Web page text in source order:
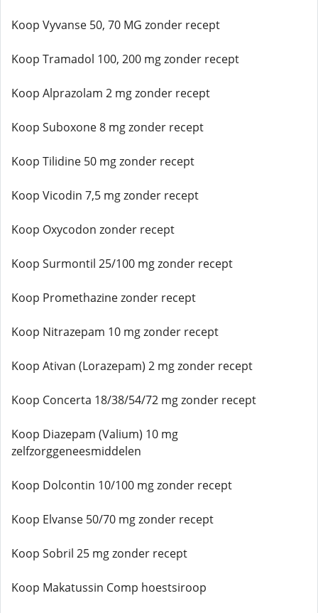
Koop Vyvanse 50, 70 MG zonder recept
Koop Tramadol 100, 200 mg zonder recept
Koop Alprazolam 2 mg zonder recept
Koop Suboxone 8 mg zonder recept
Koop Tilidine 50 mg zonder recept
Koop Vicodin 7,5 mg zonder recept
Koop Oxycodon zonder recept
Koop Surmontil 25/100 mg zonder recept
Koop Promethazine zonder recept
Koop Nitrazepam 10 mg zonder recept
Koop Ativan (Lorazepam) 2 mg zonder recept
Koop Concerta 18/38/54/72 mg zonder recept
Koop Diazepam (Valium) 10 mg
zelfzorggeneesmiddelen
Koop Dolcontin 10/100 mg zonder recept
Koop Elvanse 50/70 mg zonder recept
Koop Sobril 25 mg zonder recept
Koop Makatussin Comp hoestsiroop